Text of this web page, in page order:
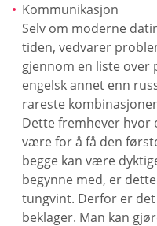
Kommunikasjon
Selv om moderne
tiden, vedvarer
gjennom en liste over
engelsk annet enn
rareste
Dette fremhever hvor
være for å få den
begge kan være
begynne med, er
tungvint. Derfor er
beklager. Man kan